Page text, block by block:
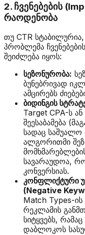
2. ჩვენებების
რაოდენობა
თუ CTR სტაბილურია,
პრობლემა
შეიძლება იყოს:
სეზონურობა:
ბუნებრივად
ამცირებს
ბიდინგის
Target CPA-ს
შეესაბამება
სადაც საშუალო
ალგორითმი
სავარაუდოა,
კონვერსიას.
კონფლიქტური
(Negative
Match Types-ის
რეკლამის
სიტყვებს,
დაბლოკოს